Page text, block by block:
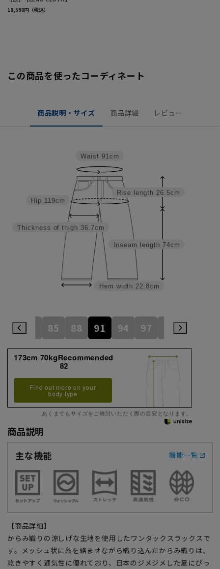
この商品を使ったコーディネート
商品説明・サイズ 商品詳細 レビュー
Inseam length 74cm
Rise length 26.5cm
Hem width 22.8cm
Thickness of thigh 36.7cm
Hip 119cm
Waist 91cm
82 85 88 91 94 97 100
173cm 70kgRecommended
82
Find out more on your
body type
あくまでもサイズをご検討いただく際の目安となります。
商品説明
主な機能
機能一覧
【商品詳細】
からみ織りの涼しげな生地を使用したワンタックスラックスで
す。メッシュ状に糸を絡ませながら織り込んだからみ織りは、
乾きやすく通気性に優れており、日本のジメジメした夏にぴっ